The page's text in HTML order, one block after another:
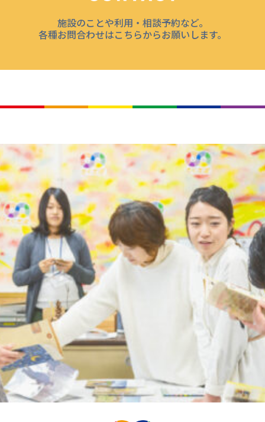
施設のことや利用・相談予約など。
各種お問合わせはこちらからお願いします。